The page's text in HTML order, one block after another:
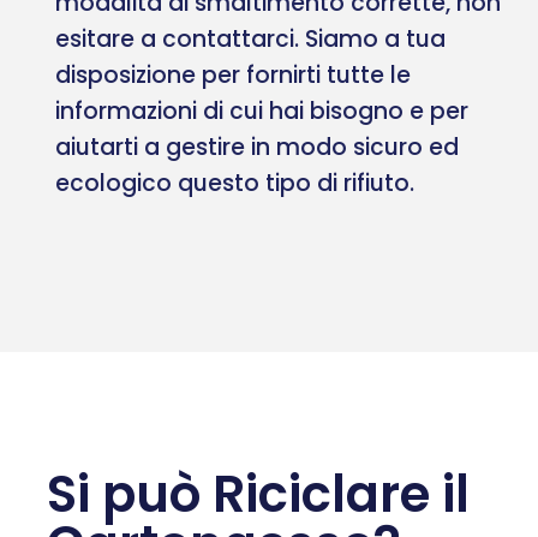
esitare a contattarci. Siamo a tua
disposizione per fornirti tutte le
informazioni di cui hai bisogno e per
aiutarti a gestire in modo sicuro ed
ecologico questo tipo di rifiuto.
Si può Riciclare il